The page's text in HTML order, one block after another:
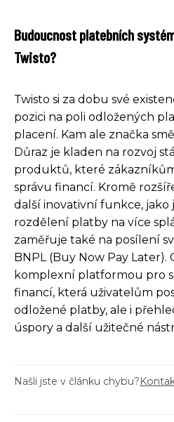
Budoucnost platebních
Twisto?
Twisto si za dobu své
pozici na poli odložených
placení. Kam ale značka
Důraz je kladen na rozvoj
produktů, které
správu financí. Kromě
další inovativní funkce, jako
rozdělení platby na více
zaměřuje také na posílení
BNPL (Buy Now Pay Later).
komplexní platformou pro
financí, která uživatelům
odložené platby, ale i
úspory a další užitečné
Našli jste v článku chybu?